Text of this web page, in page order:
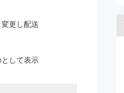
更し配送
して表示